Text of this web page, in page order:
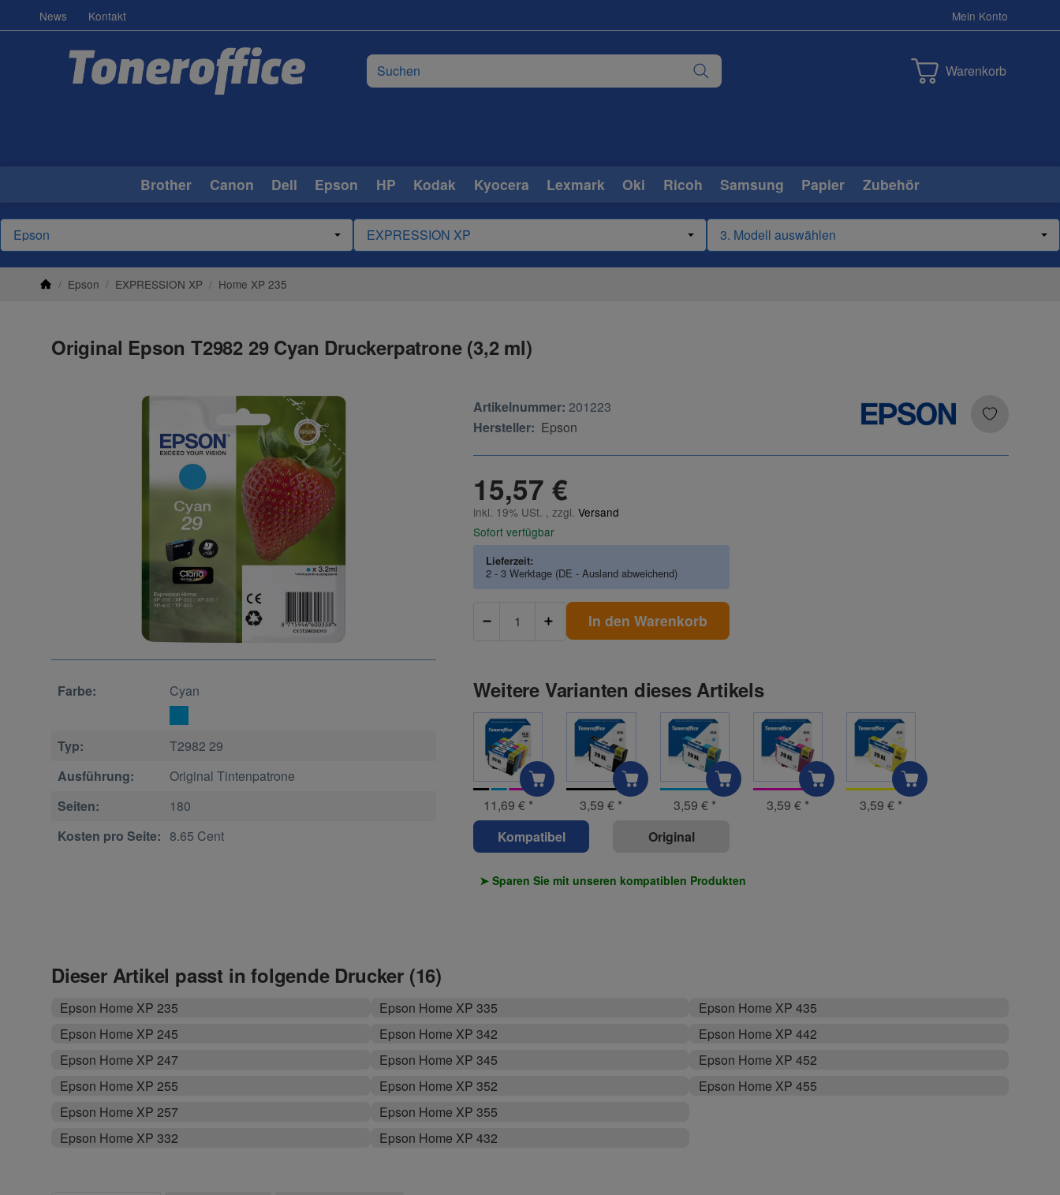
News Kontakt Mein Konto
Warenkorb
Brother Canon Dell Epson HP Kodak Kyocera Lexmark Oki Ricoh Samsung Papier Zubehör
/ Epson / EXPRESSION XP / Home XP 235
Original Epson T2982 29 Cyan Druckerpatrone (3,2 ml)
Farbe: Cyan
Typ:
T2982 29
Ausführung:
Original Tintenpatrone
Seiten:
180
Kosten pro Seite: 8.65 Cent
Artikelnummer: 201223
Hersteller: Epson
15,57 €
inkl. 19% USt. , zzgl.Versand
Sofort verfügbar
Lieferzeit:
2 - 3 Werktage (DE - Ausland abweichend)
In den Warenkorb
Weitere Varianten dieses Artikels
11,69 € * 3,59 € * 3,59 € * 3,59 € * 3,59 € *
Kompatibel
Original
➤ Sparen Sie mit unseren kompatiblen Produkten
Dieser Artikel passt in folgende Drucker (16)
Epson Home XP 235
Epson Home XP 245
Epson Home XP 247
Epson Home XP 255
Epson Home XP 257
Epson Home XP 332
Epson Home XP 335
Epson Home XP 342
Epson Home XP 345
Epson Home XP 352
Epson Home XP 355
Epson Home XP 432
Epson Home XP 435
Epson Home XP 442
Epson Home XP 452
Epson Home XP 455